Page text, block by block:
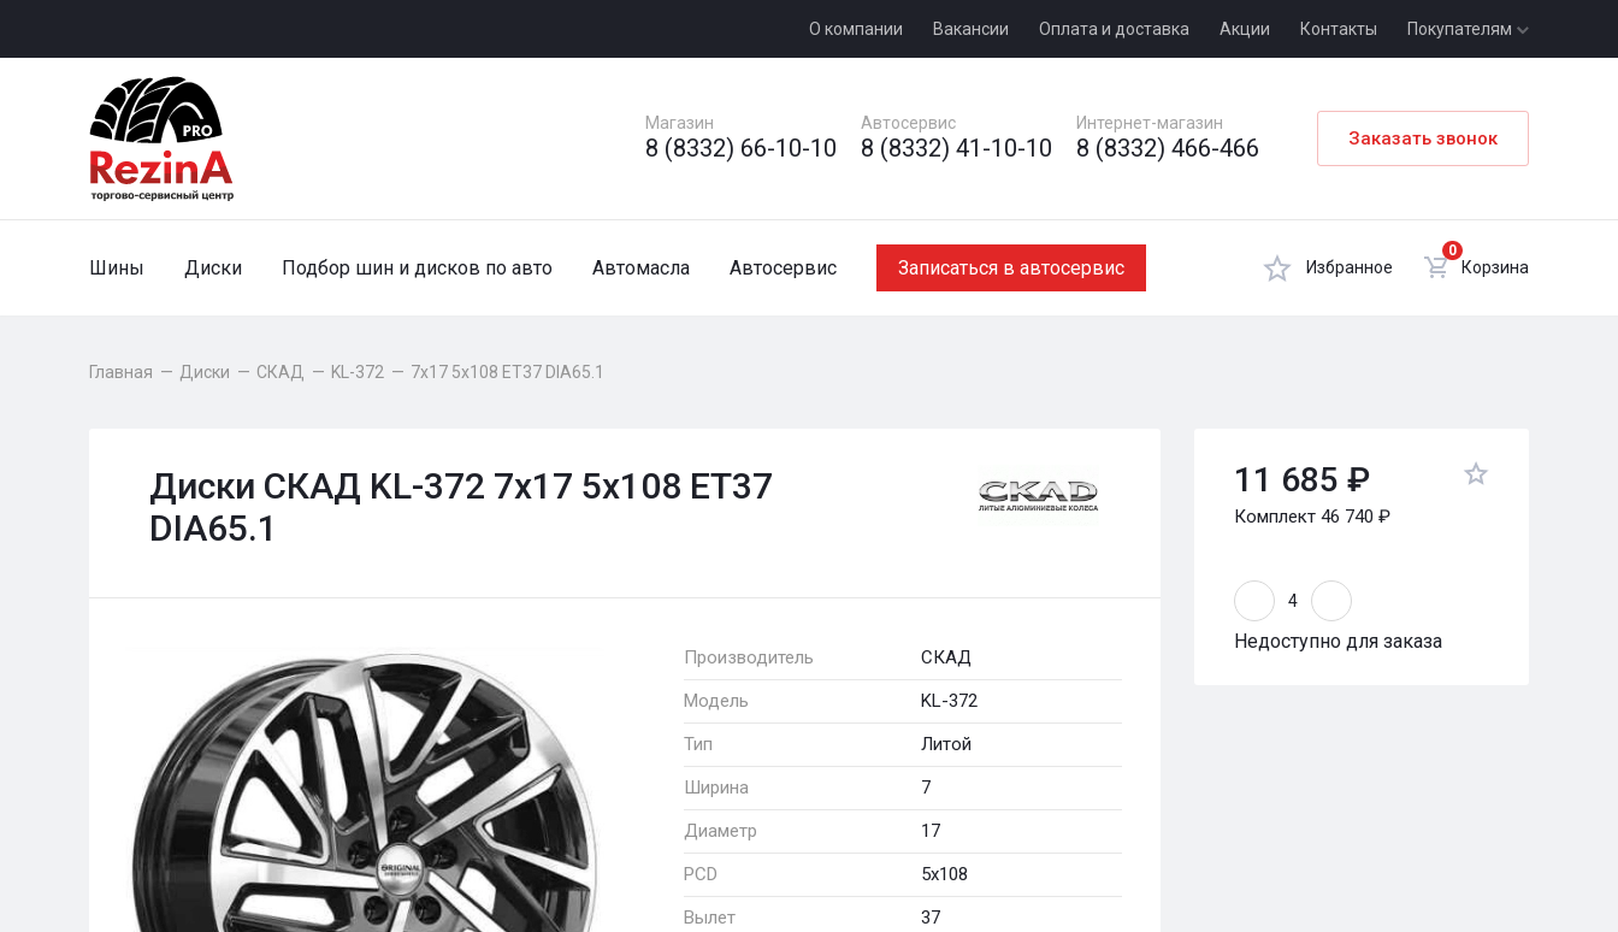
О компании Вакансии Оплата и доставка Акции Контакты Покупателям
Магазин
8 (8332) 66-10-10
Автосервис
8 (8332) 41-10-10
Интернет-магазин
8 (8332) 466-466 Заказать звонок
Шины Диски Подбор шин и дисков по авто Автомасла Автосервис Записаться в автосервис Избранное
0
Корзина
Главная — Диски — СКАД — KL-372 — 7x17 5x108 ET37 DIA65.1
Диски СКАД KL-372 7x17 5x108 ET37
DIA65.1
Производитель
СКАД
Модель
KL-372
Тип
Литой
Ширина
7
Диаметр
17
PCD
5x108
Вылет
37
11 685 ₽
Комплект 46 740 ₽
Недоступно для заказа